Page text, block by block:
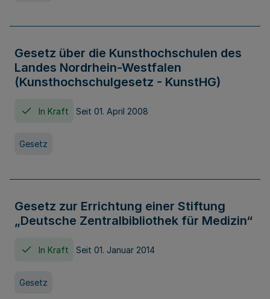
Gesetz über die Kunsthochschulen des
Landes Nordrhein-Westfalen
(Kunsthochschulgesetz - KunstHG)
In Kraft Seit 01. April 2008
Gesetz
Gesetz zur Errichtung einer Stiftung
„Deutsche Zentralbibliothek für Medizin“
In Kraft Seit 01. Januar 2014
Gesetz